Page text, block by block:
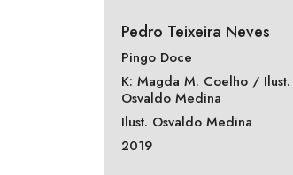
Pedro Teixeira Neves
Pingo Doce
K: Magda M. Coelho / Ilust.
Osvaldo Medina
Ilust. Osvaldo Medina
2019